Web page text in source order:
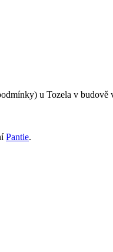
u Tozela v budově
Pantie.